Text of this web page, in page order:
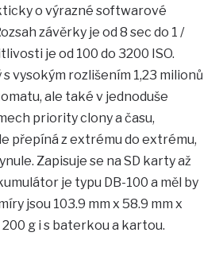
o výrazné softwarové
závěrky je od 8 sec do 1 /
je od 100 do 3200 ISO.
vysokým rozlišením 1,23 milionů
ale také v jednoduše
priority clony a času,
přepíná z extrému do extrému,
Zapisuje se na SD karty až
je typu DB-100 a měl by
jsou 103.9 mm x 58.9 mm x
g i s baterkou a kartou.